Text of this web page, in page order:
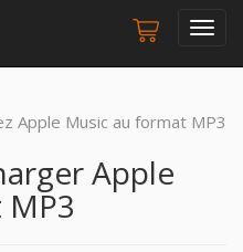
Apple Music au format MP3
Apple